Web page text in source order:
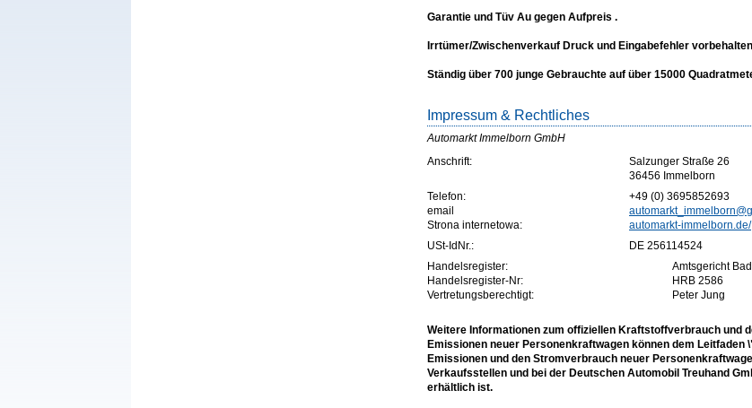
Garantie und Tüv Au gegen Aufpreis .
Irrtümer/Zwischenverkauf Druck und Eingabefehler
Ständig über 700 junge Gebrauchte auf über 15000
Impressum & Rechtliches
Automarkt Immelborn GmbH
Anschrift:
Salzunger Straße 26
36456 Immelborn
Telefon:
+49 (0) 3695852693
email
Strona internetowa:
automarkt-immelborn.de/
USt-IdNr.:
DE 256114524
Handelsregister:
Amtsgericht
Handelsregister-Nr:
HRB 2586
Vertretungsberechtigt:
Peter Jung
Weitere Informationen zum offiziellen Kraftstoffverbrauch und
Emissionen neuer Personenkraftwagen können dem
Emissionen und den Stromverbrauch neuer
Verkaufsstellen und bei der Deutschen Automobil Treuhand
erhältlich ist.